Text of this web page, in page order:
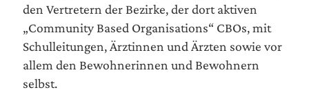
den Ver­tre­tern der Bezir­ke, der dort akti­ven
„Com­mu­ni­ty Based Orga­ni­sa­ti­ons“ CBOs, mit
Schul­lei­tun­gen, Ärz­tin­nen und Ärz­ten sowie vor
allem den Bewoh­ne­rin­nen und Bewoh­nern
selbst.